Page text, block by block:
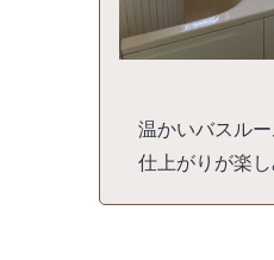
温かいバスル
仕上がりが楽